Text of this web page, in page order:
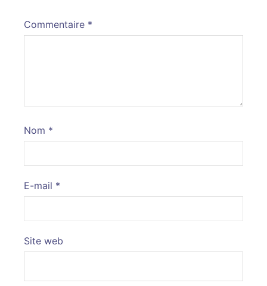
Commentaire *
Nom *
E-mail *
Site web